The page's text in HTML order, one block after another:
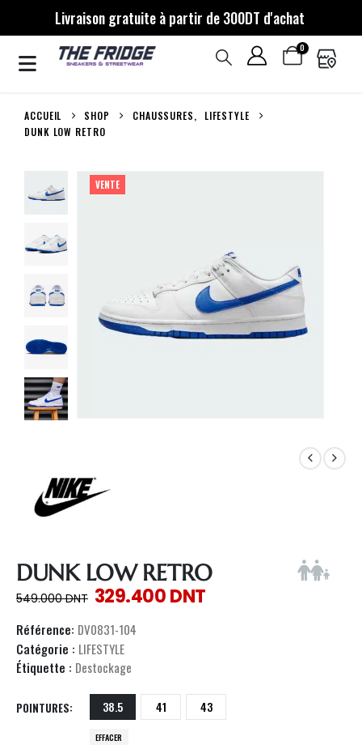
Livraison gratuite à partir de 300DT d'achat
0
ACCUEIL SHOP CHAUSSURES,
LIFESTYLE
DUNK LOW RETRO
VENTE
DUNK LOW RETRO
549.000DNT 329.400DNT
Référence: DV0831-104
Catégorie : LIFESTYLE
Étiquette : Destockage
POINTURES 38.5 41 43
EFFACER